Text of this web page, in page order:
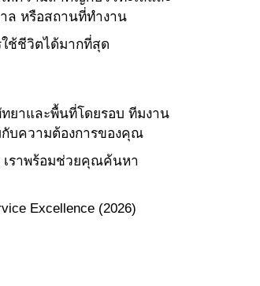
ล หรือสถานที่ทำงาน
ใช้ชีวิตได้มากที่สุด
ยาและพื้นที่โดยรอบ ทีมงาน
กับความต้องการของคุณ
เราพร้อมช่วยคุณค้นหา
Excellence (2026)